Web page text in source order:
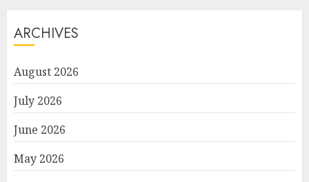
ARCHIVES
August 2026
July 2026
June 2026
May 2026